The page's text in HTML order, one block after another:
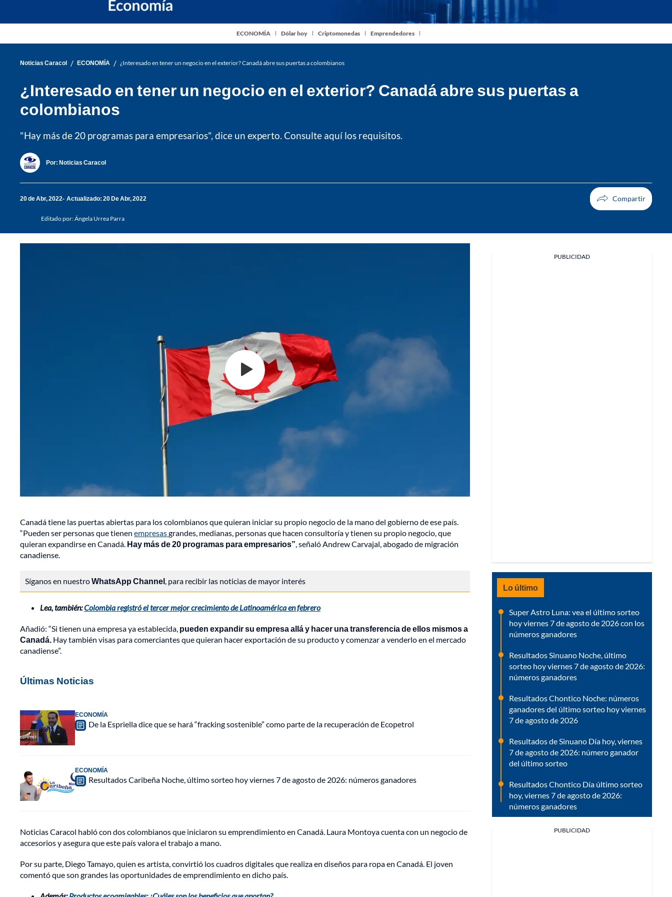
ECONOMÍA Dólar hoy Criptomonedas Emprendedores
Noticias Caracol / ECONOMÍA / ¿Interesado en tener un negocio en el exterior? Canadá abre sus puertas a colombianos
¿Interesado en tener un negocio en el exterior? Canadá abre sus puertas a
colombianos
"Hay más de 20 programas para empresarios", dice un experto. Consulte aquí los requisitos.
Por: Noticias Caracol
20 de Abr, 2022 Actualizado: 20 De Abr, 2022
Editado por:Ángela Urrea Parra
Canadá tiene las puertas abiertas para los colombianos que quieran iniciar su propio negocio de la mano del gobierno de ese país.
“Pueden ser personas que tienen empresasgrandes, medianas, personas que hacen consultoría y tienen su propio negocio, que
quieran expandirse en Canadá. Hay más de 20 programas para empresarios”, señaló Andrew Carvajal, abogado de migración
canadiense.
Síganos en nuestroWhatsApp Channel, para recibir las noticias de mayor interés
Lea, también:Colombia registró el tercer mejor crecimiento de Latinoamérica en febrero
Añadió: “Si tienen una empresa ya establecida, pueden expandir su empresa allá y hacer una transferencia de ellos mismos a
Canadá. Hay también visas para comerciantes que quieran hacer exportación de su producto y comenzar a venderlo en el mercado
canadiense”.
Últimas Noticias
ECONOMÍA
De la Espriella dice que se hará “fracking sostenible” como parte de la recuperación de Ecopetrol
ECONOMÍA
Resultados Caribeña Noche, último sorteo hoy viernes 7 de agosto de 2026: números ganadores
Noticias Caracol habló con dos colombianos que iniciaron su emprendimiento en Canadá. Laura Montoya cuenta con un negocio de
accesorios y asegura que este país valora el trabajo a mano.
Por su parte, Diego Tamayo, quien es artista, convirtió los cuadros digitales que realiza en diseños para ropa en Canadá. El joven
comentó que son grandes las oportunidades de emprendimiento en dicho país.
PUBLICIDAD
Lo último
Super Astro Luna: vea el último sorteo
hoy viernes 7 de agosto de 2026 con los
números ganadores
Resultados Sinuano Noche, último
sorteo hoy viernes 7 de agosto de 2026:
números ganadores
Resultados Chontico Noche: números
ganadores del último sorteo hoy viernes
7 de agosto de 2026
Resultados de Sinuano Día hoy, viernes
7 de agosto de 2026: número ganador
del último sorteo
Resultados Chontico Día último sorteo
hoy, viernes 7 de agosto de 2026:
números ganadores
PUBLICIDAD